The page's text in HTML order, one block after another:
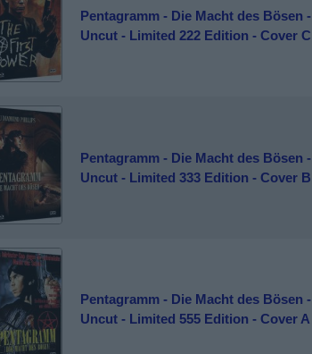
Pentagramm - Die Macht des Bösen -
Uncut - Limited 222 Edition - Cover C
Pentagramm - Die Macht des Bösen -
Uncut - Limited 333 Edition - Cover B
Pentagramm - Die Macht des Bösen -
Uncut - Limited 555 Edition - Cover A